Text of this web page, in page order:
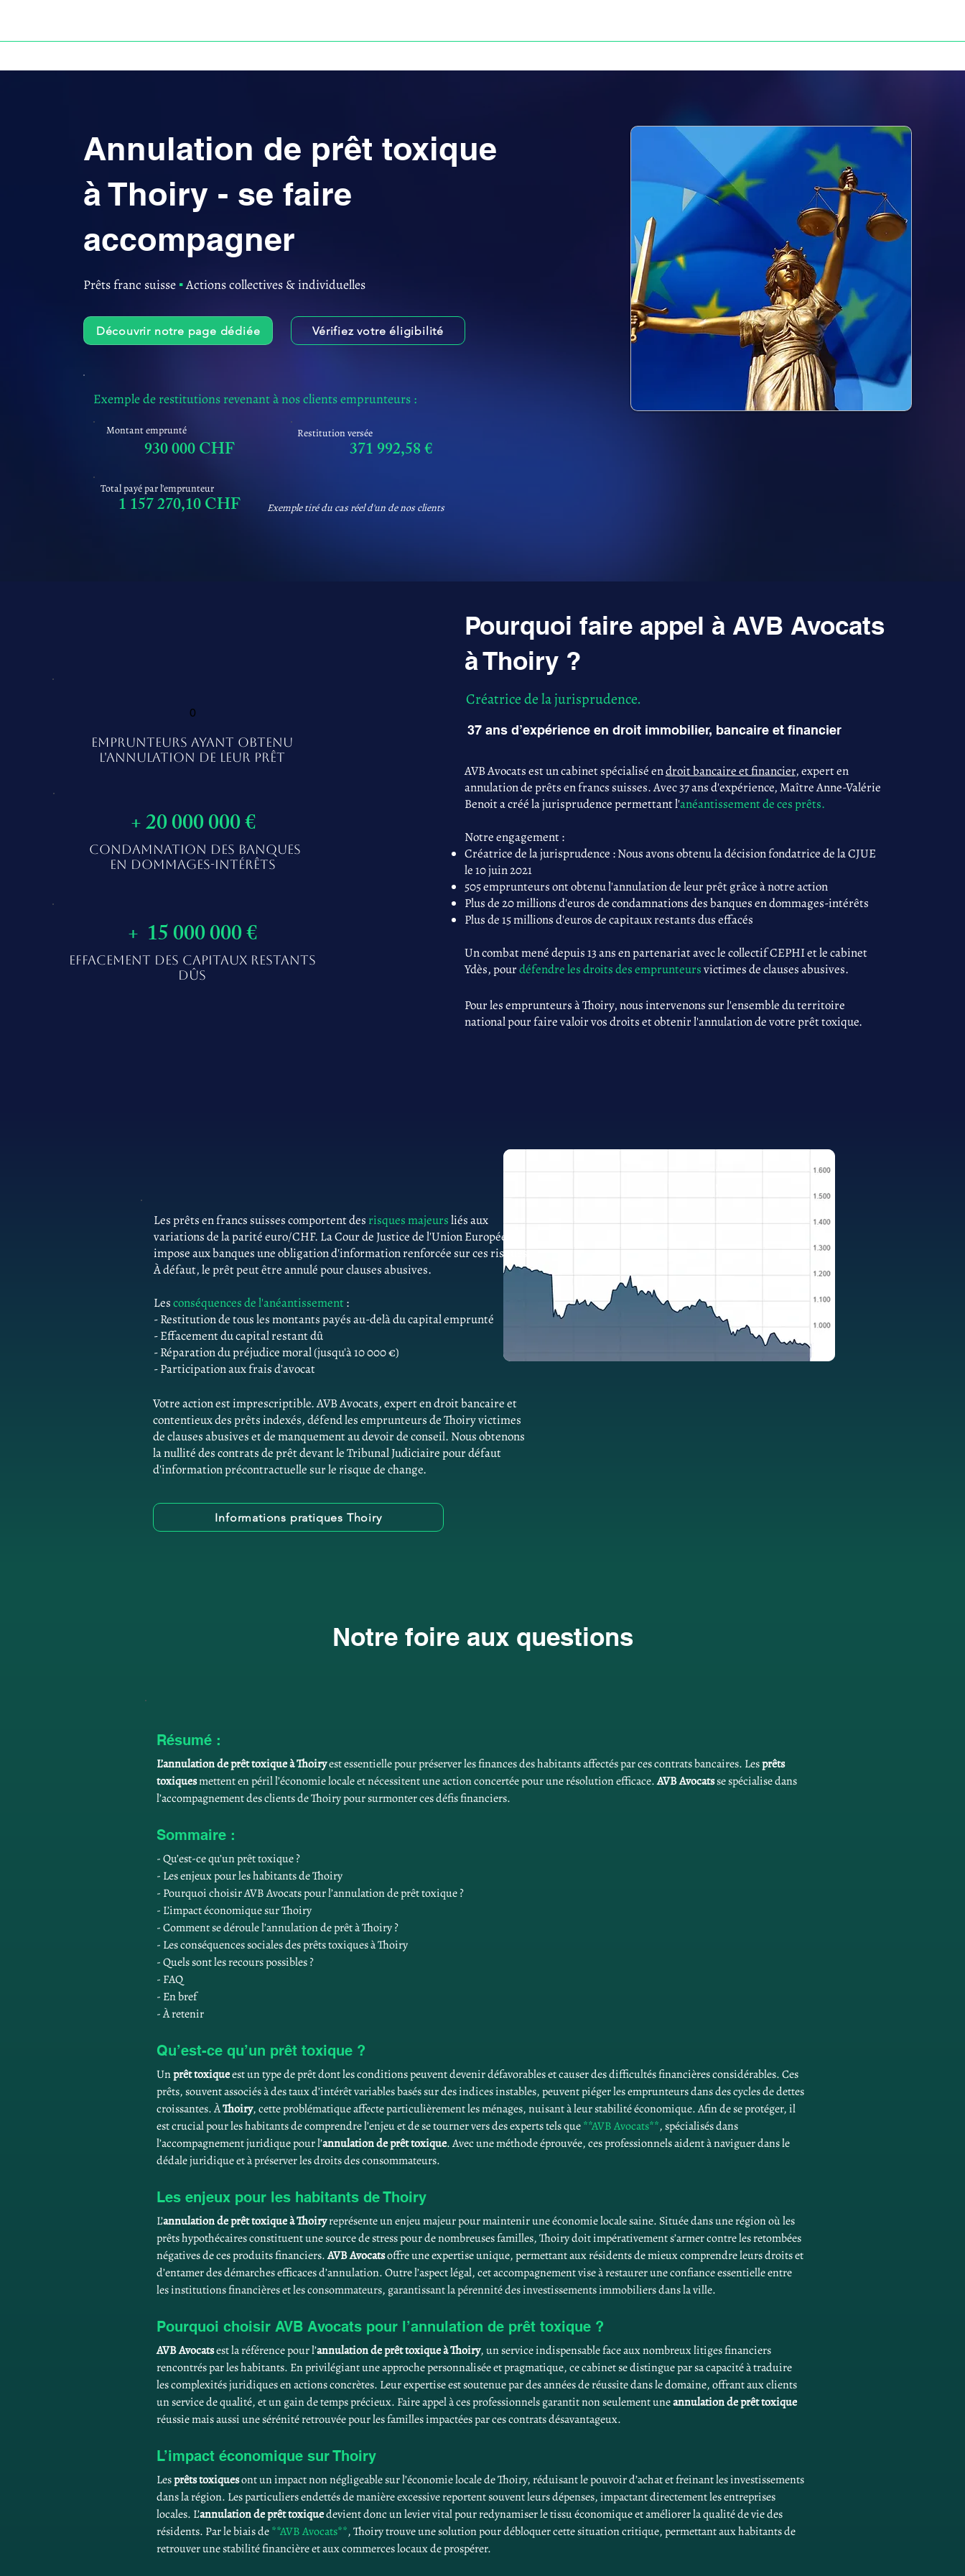
Annulation de prêt toxique
à Thoiry - se faire
accompagner
Prêts franc suisse ▪︎Actions collectives & individuelles
Découvrir notre page dédiée Vérifiez votre éligibilité
Exemple de restitutions revenant à nos clients emprunteurs :
Montant emprunté
930 000 CHF
Restitution versée
371 992,58 €
Total payé par l'emprunteur
1 157 270,10 CHF Exemple tiré du cas réel d'un de nos clients
0
EMPRUNTEURS AYANT OBTENU
L'ANNULATION DE LEUR PRÊT
+ 20 000 000 €
CONDAMNATION DES BANQUES
EN DOMMAGES-INTÉRÊTS
+ 15 000 000 €
EFFACEMENT DES CAPITAUX RESTANTS
DÛS
Pourquoi faire appel à AVB Avocats
à Thoiry ?
Créatrice de la jurisprudence.
37 ans d’expérience en droit immobilier, bancaire et financier
AVB Avocats est un cabinet spécialisé endroit bancaire et financier, expert en
annulation de prêts en francs suisses. Avec 37 ans d'expérience, Maître Anne-Valérie
Benoit a créé la jurisprudence permettant l'anéantissement de ces prêts.
Notre engagement :
Créatrice de la jurisprudence : Nous avons obtenu la décision fondatrice de la CJUE
le 10 juin 2021
505 emprunteurs ont obtenu l'annulation de leur prêt grâce à notre action
Plus de 20 millions d'euros de condamnations des banques en dommages-intérêts
Plus de 15 millions d'euros de capitaux restants dus effacés
Un combat mené depuis 13 ans en partenariat avec le collectif CEPHI et le cabinet
Ydès, pourdéfendre les droits des emprunteursvictimes de clauses abusives.
Pour les emprunteurs à Thoiry, nous intervenons sur l'ensemble du territoire
national pour faire valoir vos droits et obtenir l'annulation de votre prêt toxique.
Les prêts en francs suisses comportent des risques majeursliés aux
variations de la parité euro/CHF. La Cour de Justice de l'Union Européenne
impose aux banques une obligation d'information renforcée sur ces risques.
À défaut, le prêt peut être annulé pour clauses abusives.
Lesconséquences de l'anéantissement:
- Restitution de tous les montants payés au-delà du capital emprunté
- Effacement du capital restant dû
- Réparation du préjudice moral (jusqu'à 10 000 €)
- Participation aux frais d'avocat
Votre action est imprescriptible. AVB Avocats, expert en droit bancaire et
contentieux des prêts indexés, défend les emprunteurs de Thoiry victimes
de clauses abusives et de manquement au devoir de conseil. Nous obtenons
la nullité des contrats de prêt devant le Tribunal Judiciaire pour défaut
d'information précontractuelle sur le risque de change.
Informations pratiques Thoiry
Notre foire aux questions
Résumé :
L’annulation de prêt toxique à Thoiry est essentielle pour préserver les finances des habitants affectés par ces contrats bancaires. Les prêts
toxiques mettent en péril l’économie locale et nécessitent une action concertée pour une résolution efficace. AVB Avocats se spécialise dans
l’accompagnement des clients de Thoiry pour surmonter ces défis financiers.
Sommaire :
- Qu’est-ce qu’un prêt toxique ?
- Les enjeux pour les habitants de Thoiry
- Pourquoi choisir AVB Avocats pour l’annulation de prêt toxique ?
- L’impact économique sur Thoiry
- Comment se déroule l’annulation de prêt à Thoiry ?
- Les conséquences sociales des prêts toxiques à Thoiry
- Quels sont les recours possibles ?
- FAQ
- En bref
- À retenir
Qu’est-ce qu’un prêt toxique ?
Un prêt toxique est un type de prêt dont les conditions peuvent devenir défavorables et causer des difficultés financières considérables. Ces
prêts, souvent associés à des taux d’intérêt variables basés sur des indices instables, peuvent piéger les emprunteurs dans des cycles de dettes
croissantes. À Thoiry, cette problématique affecte particulièrement les ménages, nuisant à leur stabilité économique. Afin de se protéger, il
est crucial pour les habitants de comprendre l’enjeu et de se tourner vers des experts tels que **AVB Avocats**, spécialisés dans
l’accompagnement juridique pour l’annulation de prêt toxique. Avec une méthode éprouvée, ces professionnels aident à naviguer dans le
dédale juridique et à préserver les droits des consommateurs.
Les enjeux pour les habitants de Thoiry
L’annulation de prêt toxique à Thoiry représente un enjeu majeur pour maintenir une économie locale saine. Située dans une région où les
prêts hypothécaires constituent une source de stress pour de nombreuses familles, Thoiry doit impérativement s’armer contre les retombées
négatives de ces produits financiers. AVB Avocats offre une expertise unique, permettant aux résidents de mieux comprendre leurs droits et
d’entamer des démarches efficaces d’annulation. Outre l’aspect légal, cet accompagnement vise à restaurer une confiance essentielle entre
les institutions financières et les consommateurs, garantissant la pérennité des investissements immobiliers dans la ville.
Pourquoi choisir AVB Avocats pour l’annulation de prêt toxique ?
AVB Avocats est la référence pour l’annulation de prêt toxique à Thoiry, un service indispensable face aux nombreux litiges financiers
rencontrés par les habitants. En privilégiant une approche personnalisée et pragmatique, ce cabinet se distingue par sa capacité à traduire
les complexités juridiques en actions concrètes. Leur expertise est soutenue par des années de réussite dans le domaine, offrant aux clients
un service de qualité, et un gain de temps précieux. Faire appel à ces professionnels garantit non seulement une annulation de prêt toxique
réussie mais aussi une sérénité retrouvée pour les familles impactées par ces contrats désavantageux.
L’impact économique sur Thoiry
Les prêts toxiques ont un impact non négligeable sur l’économie locale de Thoiry, réduisant le pouvoir d’achat et freinant les investissements
dans la région. Les particuliers endettés de manière excessive reportent souvent leurs dépenses, impactant directement les entreprises
locales. L’annulation de prêt toxique devient donc un levier vital pour redynamiser le tissu économique et améliorer la qualité de vie des
résidents. Par le biais de **AVB Avocats**, Thoiry trouve une solution pour débloquer cette situation critique, permettant aux habitants de
retrouver une stabilité financière et aux commerces locaux de prospérer.